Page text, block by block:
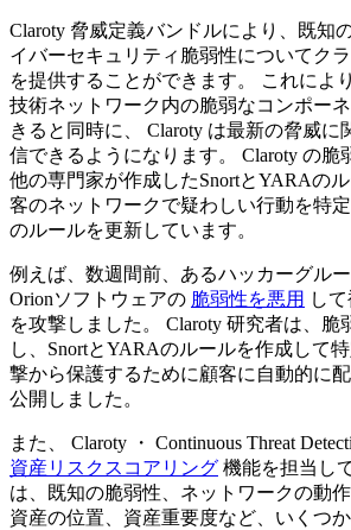
Claroty 脅威定義バンドルにより、既知
イバーセキュリティ脆弱性についてク
を提供することができます。 これによ
技術ネットワーク内の脆弱なコンポー
きると同時に、 Claroty は最新の脅威に
信できるようになります。 Claroty の脆
他の専門家が作成したSnortとYARAの
客のネットワークで疑わしい行動を特
のルールを更新しています。
例えば、数週間前、あるハッカーグルー
Orionソフトウェアの 脆弱性を悪用 し
を攻撃しました。 Claroty 研究者は、脆
し、SnortとYARAのルールを作成して
撃から保護するために顧客に自動的に
公開しました。
また、 Claroty ・ Continuous Threat
資産リスクスコアリング 機能を担当し
は、既知の脆弱性、ネットワークの動
資産の位置、資産重要度など、いくつ